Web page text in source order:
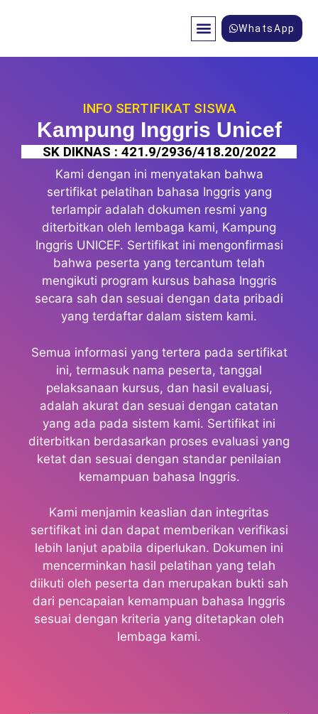
WhatsApp
INFO SERTIFIKAT SISWA
Kampung Inggris Unicef
SK DIKNAS : 421.9/2936/418.20/2022
Kami dengan ini menyatakan bahwa
sertifikat pelatihan bahasa Inggris yang
terlampir adalah dokumen resmi yang
diterbitkan oleh lembaga kami, Kampung
Inggris UNICEF. Sertifikat ini mengonfirmasi
bahwa peserta yang tercantum telah
mengikuti program kursus bahasa Inggris
secara sah dan sesuai dengan data pribadi
yang terdaftar dalam sistem kami.
Semua informasi yang tertera pada sertifikat
ini, termasuk nama peserta, tanggal
pelaksanaan kursus, dan hasil evaluasi,
adalah akurat dan sesuai dengan catatan
yang ada pada sistem kami. Sertifikat ini
diterbitkan berdasarkan proses evaluasi yang
ketat dan sesuai dengan standar penilaian
kemampuan bahasa Inggris.
Kami menjamin keaslian dan integritas
sertifikat ini dan dapat memberikan verifikasi
lebih lanjut apabila diperlukan. Dokumen ini
mencerminkan hasil pelatihan yang telah
diikuti oleh peserta dan merupakan bukti sah
dari pencapaian kemampuan bahasa Inggris
sesuai dengan kriteria yang ditetapkan oleh
lembaga kami.